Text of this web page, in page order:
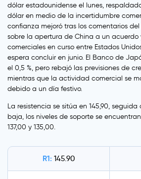
dólar estadounidense el lunes,
dólar en medio de la incertidumbre
confianza mejoró tras los comentarios
sobre la apertura de China a un acuerdo
comerciales en curso entre Estados
espera concluir en junio. El Banco de
el 0,5 %, pero rebajó las previsiones de
mientras que la actividad comercial se
debido a un día festivo.
La resistencia se sitúa en 145,90, seguida
baja, los niveles de soporte se encuentran
137,00 y 135,00.
R1: 145.90